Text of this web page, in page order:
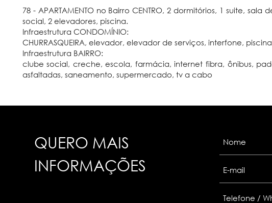
78 - APARTAMENTO no Bairro CENTRO, 2 dormitórios, 1 suite,
social, 2 elevadores, piscina.
Infraestrutura CONDOMÍNIO:
CHURRASQUEIRA, elevador, elevador de serviços, interfone,
Infraestrutura BAIRRO:
clube social, creche, escola, farmácia, internet fibra, ônibus,
asfaltadas, saneamento, supermercado, tv a cabo
QUERO MAIS
INFORMAÇÕES